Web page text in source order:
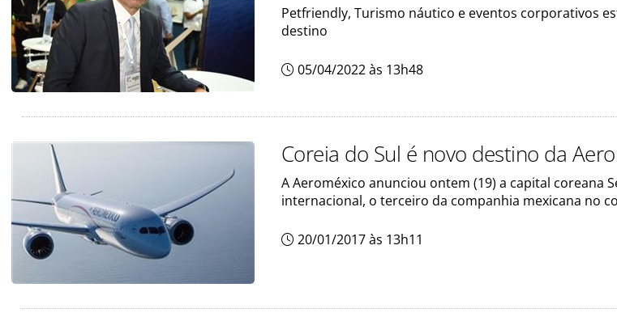
Petfriendly, Turismo náutico e eventos corporativos
destino
05/04/2022 às 13h48
Coreia do Sul é novo destino da
A Aeroméxico anunciou ontem (19) a capital coreana
internacional, o terceiro da companhia mexicana no
20/01/2017 às 13h11